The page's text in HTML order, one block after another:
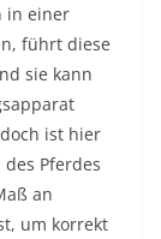
in einer
führt diese
sie kann
ist hier
Pferdes
an
um korrekt